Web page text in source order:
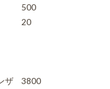
500
20
ザ
3800